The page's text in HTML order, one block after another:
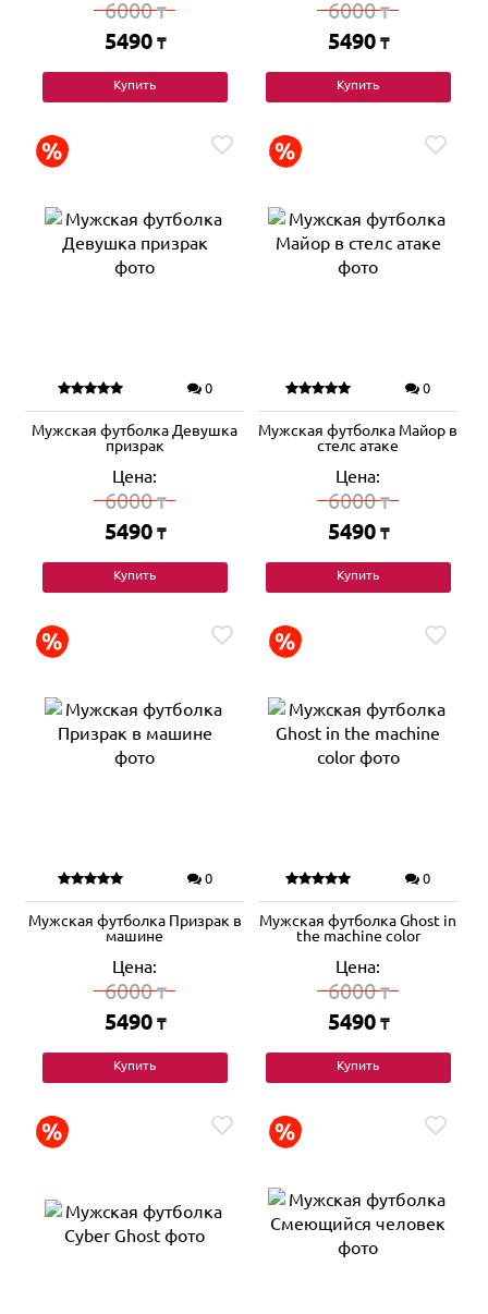
6000₸
5490 ₸
Купить
6000₸
5490 ₸
Купить
0
Мужская футболка Девушка
призрак
Цена:
6000₸
5490 ₸
Купить
0
Мужская футболка Майор в
стелс атаке
Цена:
6000₸
5490 ₸
Купить
0
Мужская футболка Призрак в
машине
Цена:
6000₸
5490 ₸
Купить
0
Мужская футболка Ghost in
the machine color
Цена:
6000₸
5490 ₸
Купить